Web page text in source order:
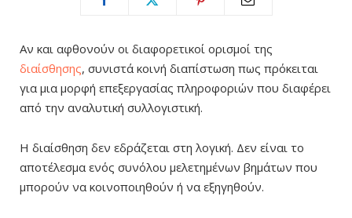
Αν και αφθονούν οι διαφορετικοί ορισμοί της
διαίσθησης, συνιστά κοινή διαπίστωση πως πρόκειται
για μια μορφή επεξεργασίας πληροφοριών που διαφέρει
από την αναλυτική συλλογιστική.
Η διαίσθηση δεν εδράζεται στη λογική. Δεν είναι το
αποτέλεσμα ενός συνόλου μελετημένων βημάτων που
μπορούν να κοινοποιηθούν ή να εξηγηθούν.